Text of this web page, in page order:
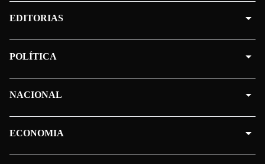
EDITORIAS
POLÍTICA
NACIONAL
ECONOMIA